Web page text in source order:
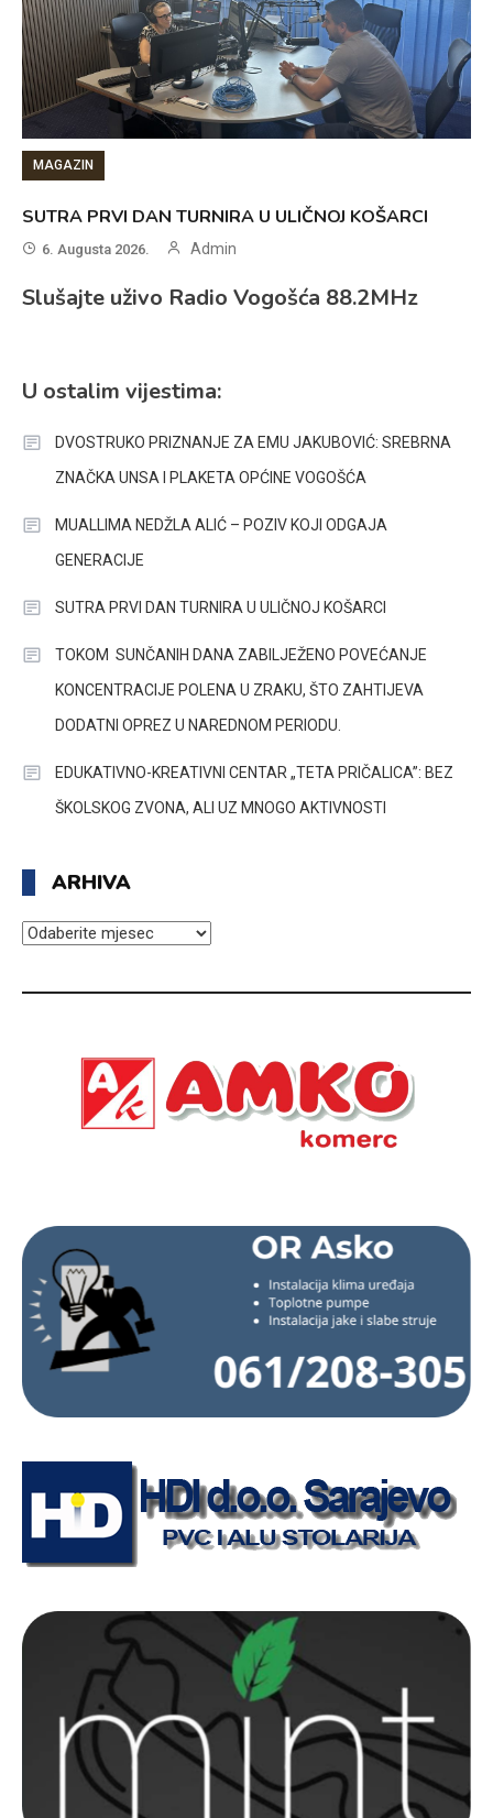
MAGAZIN
SUTRA PRVI DAN TURNIRA U ULIČNOJ KOŠARCI
6. Augusta 2026. Admin
Slušajte uživo Radio Vogošća 88.2MHz
U ostalim vijestima:
DVOSTRUKO PRIZNANJE ZA EMU JAKUBOVIĆ: SREBRNA
ZNAČKA UNSA I PLAKETA OPĆINE VOGOŠĆA
MUALLIMA NEDŽLA ALIĆ – POZIV KOJI ODGAJA
GENERACIJE
SUTRA PRVI DAN TURNIRA U ULIČNOJ KOŠARCI
TOKOM SUNČANIH DANA ZABILJEŽENO POVEĆANJE
KONCENTRACIJE POLENA U ZRAKU, ŠTO ZAHTIJEVA
DODATNI OPREZ U NAREDNOM PERIODU.
EDUKATIVNO-KREATIVNI CENTAR „TETA PRIČALICA”: BEZ
ŠKOLSKOG ZVONA, ALI UZ MNOGO AKTIVNOSTI
ARHIVA
ARHIVA